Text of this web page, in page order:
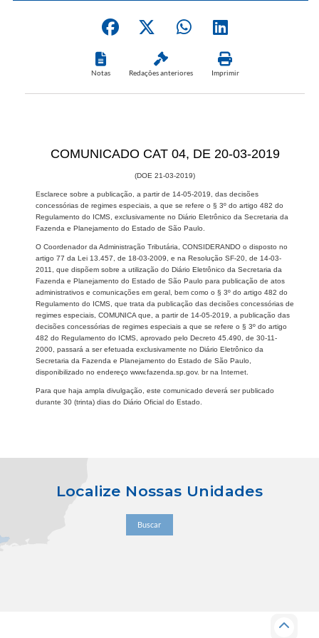
Notas Redações anteriores Imprimir
​COMUNICADO CAT 04, DE 20-03-2019
(DOE 21-03-2019)
Esclarece sobre a publicação, a partir de 14-05-2019, das decisões
concessórias de regimes especiais, a que se refere o § 3º do artigo 482 do
Regulamento do ICMS, exclusivamente no Diário Eletrônico da Secretaria da
Fazenda e Planejamento do Estado de São Paulo.
O Coordenador da Administração Tributária, CONSIDERANDO o disposto no
artigo 77 da Lei 13.457, de 18-03-2009, e na Resolução SF-20, de 14-03-
2011, que dispõem sobre a utilização do Diário Eletrônico da Secretaria da
Fazenda e Planejamento do Estado de São Paulo para publicação de atos
administrativos e comunicações em geral, bem como o § 3º do artigo 482 do
Regulamento do ICMS, que trata da publicação das decisões concessórias de
regimes especiais, COMUNICA que, a partir de 14-05-2019, a publicação das
decisões concessórias de regimes especiais a que se refere o § 3º do artigo
482 do Regulamento do ICMS, aprovado pelo Decreto 45.490, de 30-11-
2000, passará a ser efetuada exclusivamente no Diário Eletrônico da
Secretaria da Fazenda e Planejamento do Estado de São Paulo,
disponibilizado no endereço www.fazenda.sp.gov. br na Internet.
Para que haja ampla divulgação, este comunicado deverá ser publicado
durante 30 (trinta) dias do Diário Oficial do Estado.
Localize Nossas Unidades
Buscar